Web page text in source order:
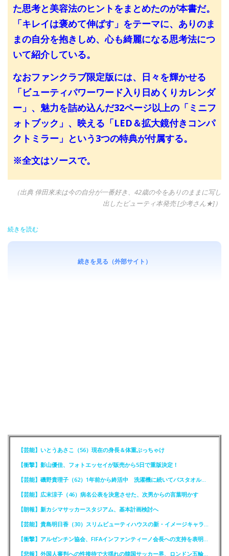
た思考と美容法のヒントをまとめたのが本書だ。
「キレイは褒めて伸ばす」をテーマに、ありのま
まの自分を抱きしめ、心も綺麗になる思考法につ
いて紹介している。
なおファンクラブ限定版には、日々を輝かせる
「ビューティパワーワード入り日めくりカレンダ
ー」、魅力を詰め込んだ32ページ以上の「ミニフ
ォトブック」、映える「LED＆拡大鏡付きコンパ
クトミラー」という3つの特典が付属する。
※全文はソースで。
（出典 倖田來未は今の自分が一番好き、42歳の今をありのままに写し
出したビューティ本発売 [少考さん★]）
続きを読む
続きを見る（外部サイト）
【芸能】いとうあさこ（56）現在の身長＆体重ぶっちゃけ
【衝撃】影山優佳、フォトエッセイが販売から5日で重版決定！
【芸能】磯野貴理子（62）1年前から終活中 洗濯機に続いてバスタオルも処分
【芸能】広末涼子（46）病名公表を決意させた、次男からの言葉明かす
【朗報】新カシマサッカースタジアム、基本計画検討へ
【芸能】貴島明日香（30）スリムビューティハウスの新・イメージキャラクター就任！
【衝撃】アルゼンチン協会、FIFAインファンティーノ会長への支持を表明ｗｗｗｗ
【悲報】外国人審判への性接待で大揺れの韓国サッカー界、ロンドン五輪メダル剝奪か